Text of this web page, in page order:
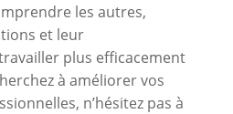
les autres,
et leur
plus efficacement
à améliorer vos
n’hésitez pas à